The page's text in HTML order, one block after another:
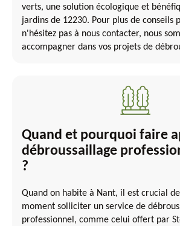
verts, une solution écologique et
jardins de 12230. Pour plus de conseils
n'hésitez pas à nous contacter, nous
accompagner dans vos projets de
Quand et pourquoi faire
débroussaillage
?
Quand on habite à Nant, il est crucial
moment solliciter un service de
professionnel, comme celui offert par